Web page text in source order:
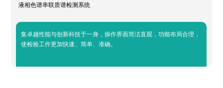
液相色谱串联质谱检测系统
集卓越性能与创新科技于一身，操作界面简洁直观，功能布局合理，
使检验工作更加快速、简单、准确。